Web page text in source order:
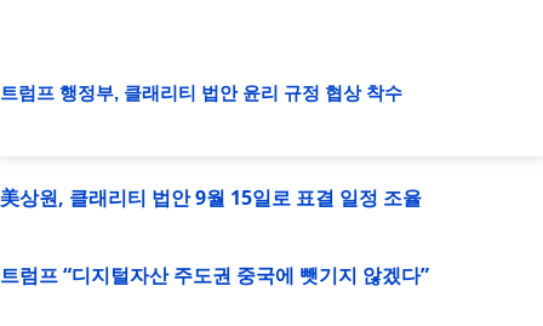
트럼프 행정부, 클래리티 법안 윤리 규정 협상 착수
美상원, 클래리티 법안 9월 15일로 표결 일정 조율
트럼프 “디지털자산 주도권 중국에 뺏기지 않겠다”